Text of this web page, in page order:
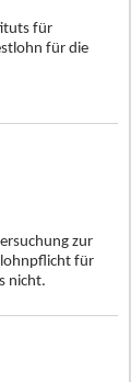
für
für die
zur
für
nicht.